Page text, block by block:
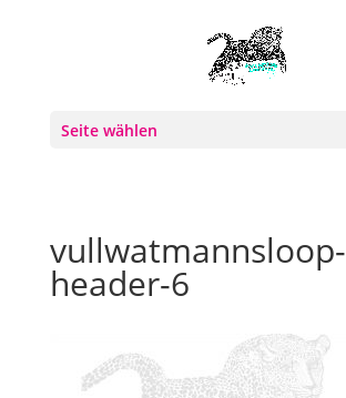
Seite wählen
vullwatmannsloop-
header-6